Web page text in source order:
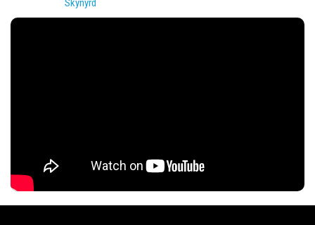
Skynyrd